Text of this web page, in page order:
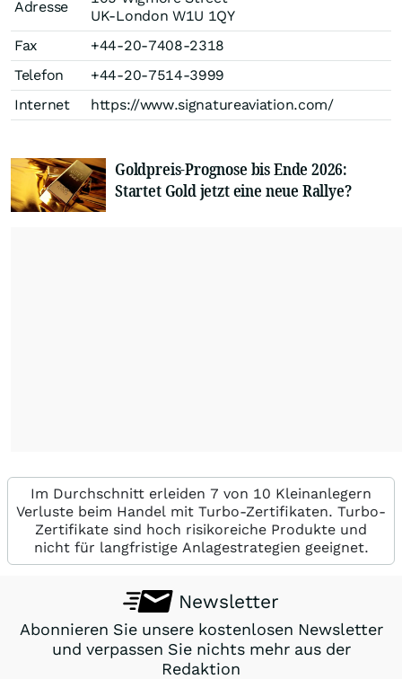
Adresse
UK-London W1U 1QY
Fax
+44-20-7408-2318
Telefon
+44-20-7514-3999
Internet
https://www.signatureaviation.com/
Goldpreis-Prognose bis Ende 2026:
Startet Gold jetzt eine neue Rallye?
Im Durchschnitt erleiden 7 von 10 Kleinanlegern
Verluste beim Handel mit Turbo-Zertifikaten. Turbo-
Zertifikate sind hoch risikoreiche Produkte und
nicht für langfristige Anlagestrategien geeignet.
Newsletter
Abonnieren Sie unsere kostenlosen Newsletter
und verpassen Sie nichts mehr aus der
Redaktion